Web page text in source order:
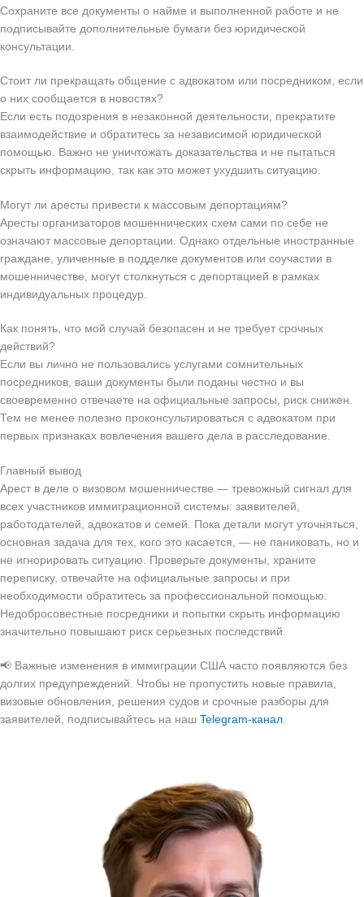
Сохраните все документы о найме и выполненной работе и не
подписывайте дополнительные бумаги без юридической
консультации.
Стоит ли прекращать общение с адвокатом или посредником, если
о них сообщается в новостях?
Если есть подозрения в незаконной деятельности, прекратите
взаимодействие и обратитесь за независимой юридической
помощью. Важно не уничтожать доказательства и не пытаться
скрыть информацию, так как это может ухудшить ситуацию.
Могут ли аресты привести к массовым депортациям?
Аресты организаторов мошеннических схем сами по себе не
означают массовые депортации. Однако отдельные иностранные
граждане, уличенные в подделке документов или соучастии в
мошенничестве, могут столкнуться с депортацией в рамках
индивидуальных процедур.
Как понять, что мой случай безопасен и не требует срочных
действий?
Если вы лично не пользовались услугами сомнительных
посредников, ваши документы были поданы честно и вы
своевременно отвечаете на официальные запросы, риск снижен.
Тем не менее полезно проконсультироваться с адвокатом при
первых признаках вовлечения вашего дела в расследование.
Главный вывод
Арест в деле о визовом мошенничестве — тревожный сигнал для
всех участников иммиграционной системы: заявителей,
работодателей, адвокатов и семей. Пока детали могут уточняться,
основная задача для тех, кого это касается, — не паниковать, но и
не игнорировать ситуацию. Проверьте документы, храните
переписку, отвечайте на официальные запросы и при
необходимости обратитесь за профессиональной помощью.
Недобросовестные посредники и попытки скрыть информацию
значительно повышают риск серьезных последствий.
📢 Важные изменения в иммиграции США часто появляются без
долгих предупреждений. Чтобы не пропустить новые правила,
визовые обновления, решения судов и срочные разборы для
заявителей, подписывайтесь на наш Telegram-канал.